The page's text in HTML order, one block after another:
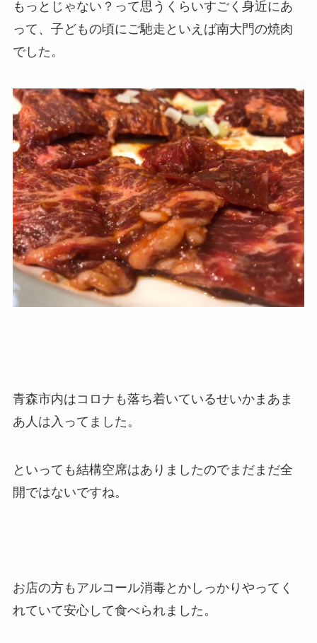
もっとじゃない？って思うくらいすごく身近にあ
って、子どもの頃にご馳走といえば南大門の焼肉
でした。
青森市内はコロナも落ち着いているせいかまあま
あ人は入ってました。
といっても結構空席はありましたのでまだまだ全
開ではないですね。
お店の方もアルコール消毒とかしっかりやってく
れていて安心して食べられました。